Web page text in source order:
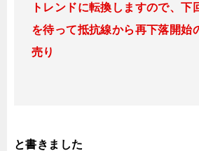
トレンドに転換し ますので、下
を待って抵抗線から再下落開始
売り
と書きました